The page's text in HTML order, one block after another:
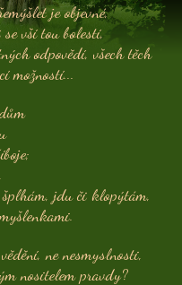
je objevné,
vší tou bolestí,
odpovědí, všech těch
možností...
jdu či klopýtám,
ne nesmyslnosti,
nositelem pravdy?